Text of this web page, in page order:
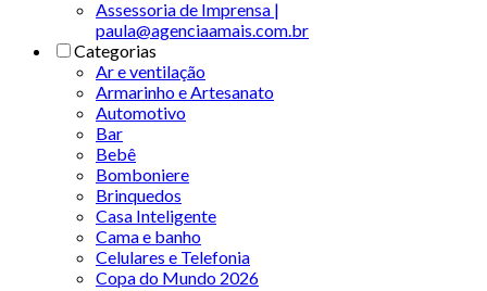
Assessoria de Imprensa |
paula@agenciaamais.com.br
Categorias
Ar e ventilação
Armarinho e Artesanato
Automotivo
Bar
Bebê
Bomboniere
Brinquedos
Casa Inteligente
Cama e banho
Celulares e Telefonia
Copa do Mundo 2026